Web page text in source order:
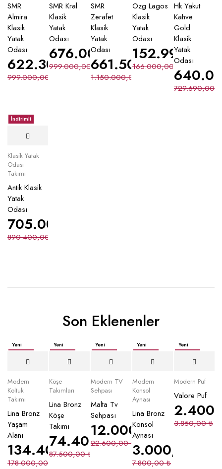
SMR
Almira
Klasik
Yatak
Odası
999.000,00
622.300,00₺
SMR Kral
Klasik
Yatak
Odası
999.000,00₺
676.000,00 ₺
SMR
Zerafet
Klasik
Yatak
Odası
1.150.000,00
661.500,00₺
Ozg Lagos
Klasik
Yatak
Odası
166.000,00₺
152.990,00
Hk Yakut
Kahve
Gold
Klasik
Yatak
Odası
729.690,00
İndirimli
Klasik Yatak
Odası
Takımı
Antik Klasik
Yatak
Odası
890.400,00
705.000,00
Son Eklenenler
Yeni
Modern
Koltuk
Takımı
Lina Bronz
Yaşam
Alanı
178.000,00
134.400,00₺
Yeni
Köşe
Takımları
Lina Bronz
Köşe
Takımı
87.500,00₺
74.400,00₺
Yeni
Modern TV
Sehpası
Malta Tv
Sehpası
22.600,00₺
12.000,00
Yeni
Modern
Konsol
Aynası
Lina Bronz
Konsol
Aynası
7.800,00₺
3.000,00
Yeni
Modern Puf
Valore Puf
3.850,00₺